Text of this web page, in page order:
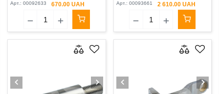
260/22/43.260/45/55 Original
Арт.: 00092633 670.00 UAH Арт.: 00093661 2 610.00 UAH